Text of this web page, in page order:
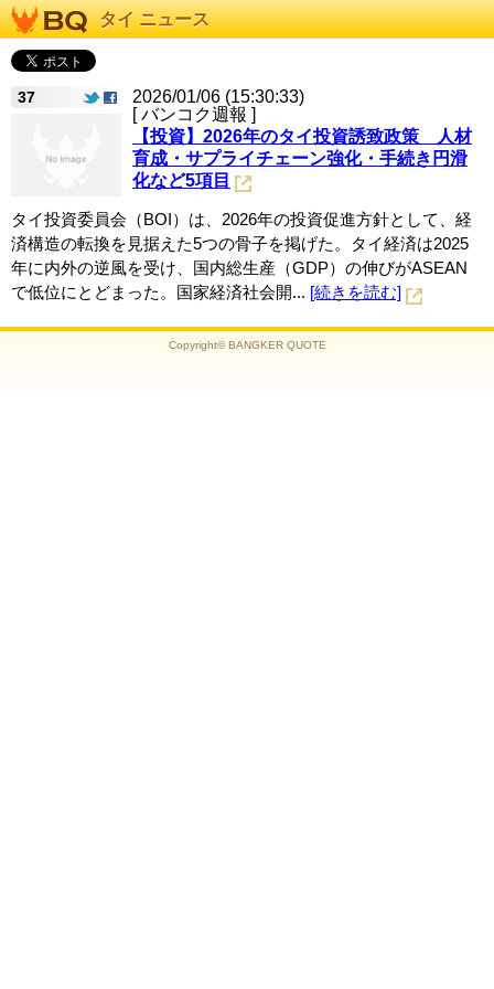
タイ ニュース
37
2026/01/06 (15:30:33)
[ バンコク週報 ]
【投資】2026年のタイ投資誘致政策 人材
育成・サプライチェーン強化・手続き円滑
化など5項目
タイ投資委員会（BOI）は、2026年の投資促進方針として、経
済構造の転換を見据えた5つの骨子を掲げた。タイ経済は2025
年に内外の逆風を受け、国内総生産（GDP）の伸びがASEAN
で低位にとどまった。国家経済社会開... [続きを読む]
Copyright© BANGKER QUOTE